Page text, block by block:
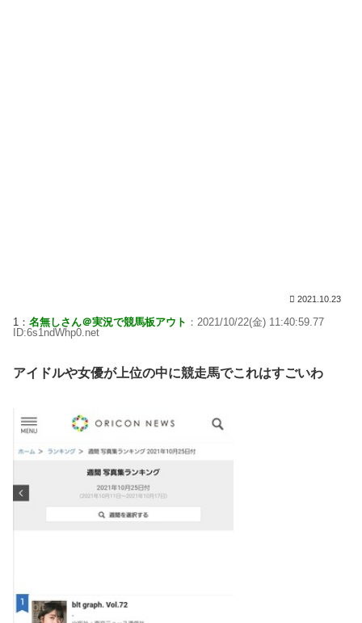
2021.10.23
1： 名無しさん＠実況で競馬板アウト ：2021/10/22(金) 11:40:59.77
ID:6s1ndWhp0.net
アイドルや女優が上位の中に競走馬でこれはすごいわ